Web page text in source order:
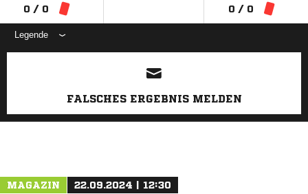
0 / 0 0 / 0
Legende
ANZEIGE
FALSCHES ERGEBNIS MELDEN
MAGAZIN 22.09.2024 | 12:30